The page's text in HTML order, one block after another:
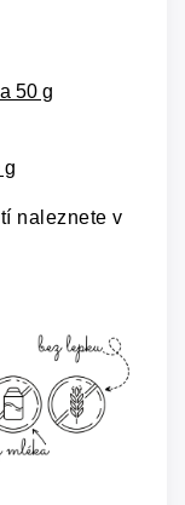
50 g
g
naleznete v